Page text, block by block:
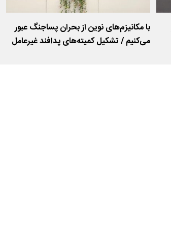
با مکانیزم‌های نوین از بحران پساجنگ عبور
می‌کنیم / تشکیل کمیته‌های پدافند غیرعامل